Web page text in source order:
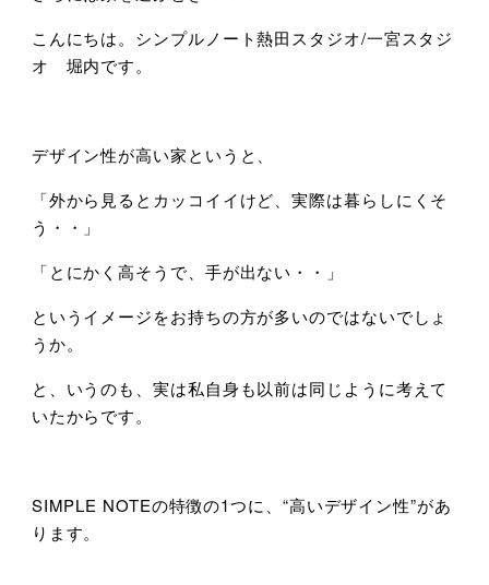
こんにちは。シンプルノート熱田スタジオ/一宮スタジ
オ 堀内です。
デザイン性が高い家というと、
「外から見るとカッコイイけど、実際は暮らしにくそ
う・・」
「とにかく高そうで、手が出ない・・」
というイメージをお持ちの方が多いのではないでしょ
うか。
と、いうのも、実は私自身も以前は同じように考えて
いたからです。
SIMPLE NOTEの特徴の1つに、“高いデザイン性”があ
ります。